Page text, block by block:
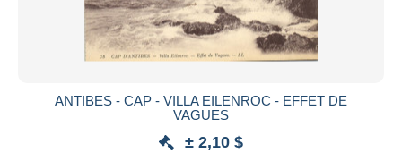
ANTIBES - CAP - VILLA EILENROC - EFFET DE
VAGUES
± 2,10 $